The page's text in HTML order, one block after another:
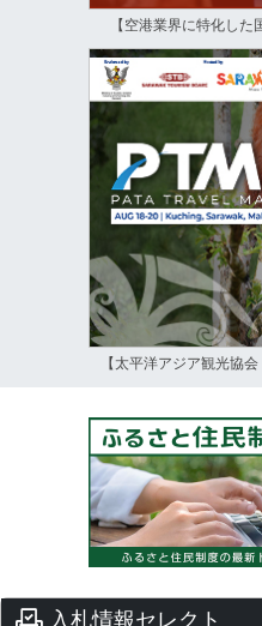
【空港業界に特化した
【太平洋アジア観光協
入札情報セレクト